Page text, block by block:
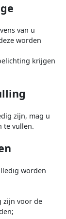
van u
worden
krijgen
zijn, mag u
te vullen.
worden
zijn voor de